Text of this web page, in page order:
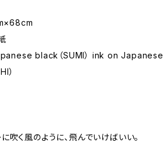
black（SUMI） ink on Japanese
）
吹く風のように、飛んでいけばいい。